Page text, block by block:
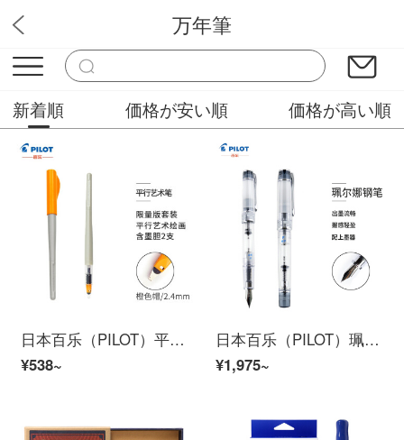
楽山文房具屋
万年筆
新着順 価格が安い順 価格が高い順
日本百乐（PILOT）平行钢笔 美术美工艺术笔鸭嘴笔 艺术字体英文书法钢笔套装 2.4mm FP3-24-SS限量版
¥538~
日本百乐（PILOT）珮尔娜PRERA透明钢笔/练字钢笔 含上墨器 F尖 黑 FPRN350R-TBF原装进口
¥1,975~